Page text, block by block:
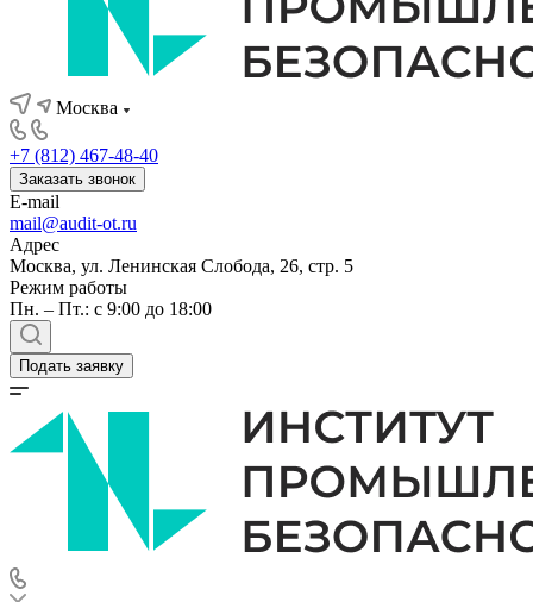
Москва
+7 (812) 467-48-40
Заказать звонок
E-mail
mail@audit-ot.ru
Адрес
Москва, ул. Ленинская Слобода, 26, стр. 5
Режим работы
Пн. – Пт.: с 9:00 до 18:00
Подать заявку